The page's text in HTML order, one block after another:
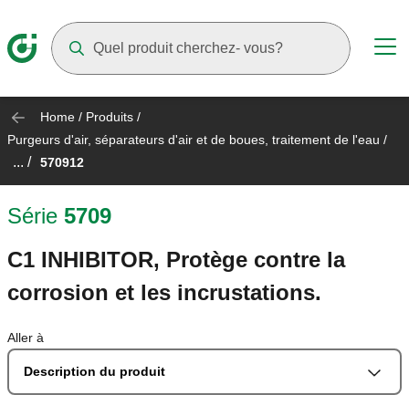
Home / Produits /
Purgeurs d'air, séparateurs d'air et de boues, traitement de l'eau /
... / 570912
Série 5709
C1 INHIBITOR, Protège contre la
corrosion et les incrustations.
Aller à
Description du produit